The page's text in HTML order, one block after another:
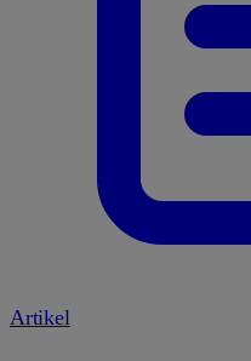
Artikel